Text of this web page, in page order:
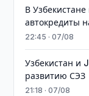
В
автокредиты
22:45 · 07/08
Узбекистан и
развитию СЭЗ
21:18 · 07/08